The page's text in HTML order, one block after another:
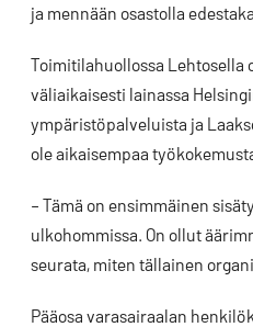
ja mennään osastolla
Toimitilahuollossa Lehtosella
väliaikaisesti lainassa
ympäristöpalveluista ja
ole aikaisempaa
– Tämä on ensimmäinen
ulkohommissa. On ollut
seurata, miten tällainen
Pääosa varasairaalan